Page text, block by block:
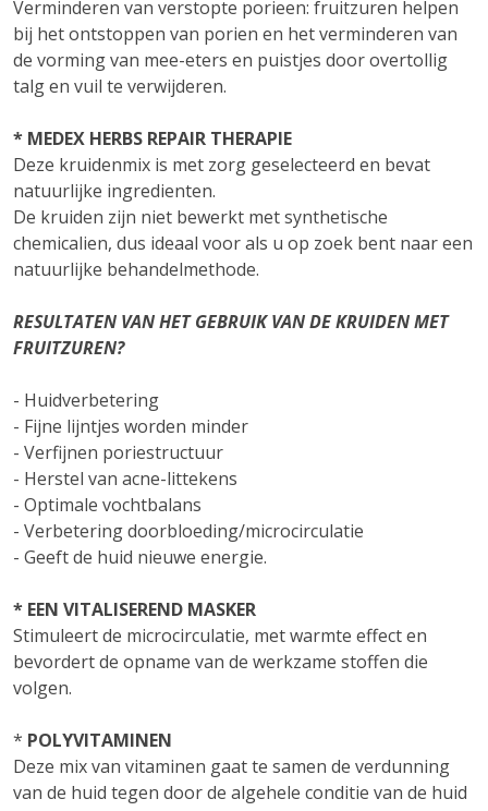
Verminderen van verstopte porieen: fruitzuren helpen
bij het ontstoppen van porien en het verminderen van
de vorming van mee-eters en puistjes door overtollig
talg en vuil te verwijderen.
* MEDEX HERBS REPAIR THERAPIE
Deze kruidenmix is met zorg geselecteerd en bevat
natuurlijke ingredienten.
De kruiden zijn niet bewerkt met synthetische
chemicalien, dus ideaal voor als u op zoek bent naar een
natuurlijke behandelmethode.
RESULTATEN VAN HET GEBRUIK VAN DE KRUIDEN MET
FRUITZUREN?
- Huidverbetering
- Fijne lijntjes worden minder
- Verfijnen poriestructuur
- Herstel van acne-littekens
- Optimale vochtbalans
- Verbetering doorbloeding/microcirculatie
- Geeft de huid nieuwe energie.
* EEN VITALISEREND MASKER
Stimuleert de microcirculatie, met warmte effect en
bevordert de opname van de werkzame stoffen die
volgen.
* POLYVITAMINEN
Deze mix van vitaminen gaat te samen de verdunning
van de huid tegen door de algehele conditie van de huid